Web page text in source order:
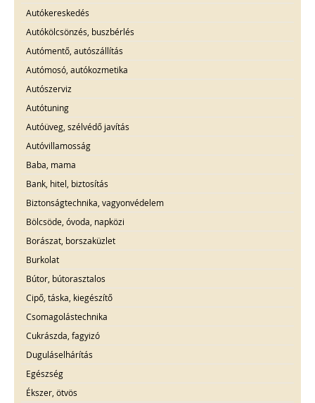
Autókereskedés
Autókölcsönzés, buszbérlés
Autómentő, autószállítás
Autómosó, autókozmetika
Autószerviz
Autótuning
Autóüveg, szélvédő javítás
Autóvillamosság
Baba, mama
Bank, hitel, biztosítás
Biztonságtechnika, vagyonvédelem
Bölcsöde, óvoda, napközi
Borászat, borszaküzlet
Burkolat
Bútor, bútorasztalos
Cipő, táska, kiegészítő
Csomagolástechnika
Cukrászda, fagyizó
Duguláselhárítás
Egészség
Ékszer, ötvös